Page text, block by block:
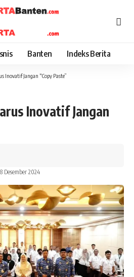
Banten Indeks Berita
Inovatif Jangan “Copy Paste”
Inovatif Jangan
Desember 2024